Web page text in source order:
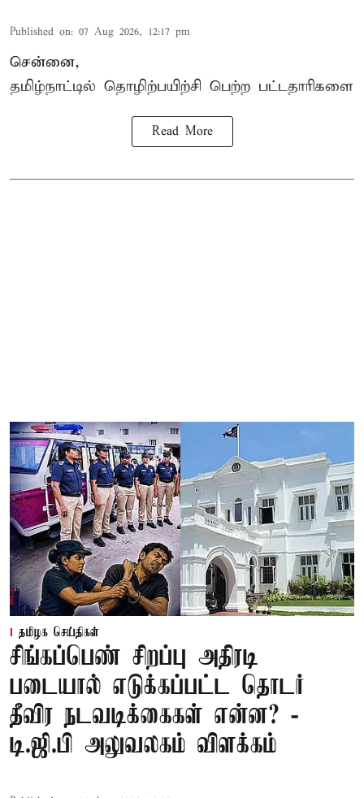
Published on: 07 Aug 2026, 12:17 pm
சென்னை,
தமிழ்நாட்டில் தொழிற்பயிற்சி பெற்ற பட்டதாரிகளை
Read More
தமிழக செய்திகள்
சிங்கப்பெண் சிறப்பு அதிரடி
படையால் எடுக்கப்பட்ட தொடர்
தீவிர நடவடிக்கைகள் என்ன? -
டி.ஜி.பி அலுவலகம் விளக்கம்